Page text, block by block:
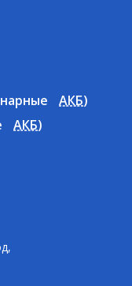
АКБ)
АКБ)